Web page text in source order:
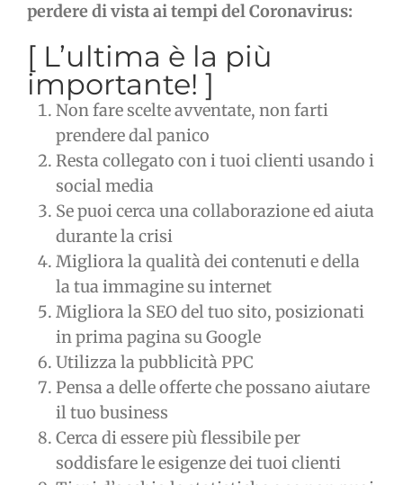
perdere di vista ai tempi del Coronavirus:
[ L’ultima è la più
importante! ]
Non fare scelte avventate, non farti
prendere dal panico
Resta collegato con i tuoi clienti usando i
social media
Se puoi cerca una collaborazione ed aiuta
durante la crisi
Migliora la qualità dei contenuti e della
la tua immagine su internet
Migliora la SEO del tuo sito, posizionati
in prima pagina su Google
Utilizza la pubblicità PPC
Pensa a delle offerte che possano aiutare
il tuo business
Cerca di essere più flessibile per
soddisfare le esigenze dei tuoi clienti